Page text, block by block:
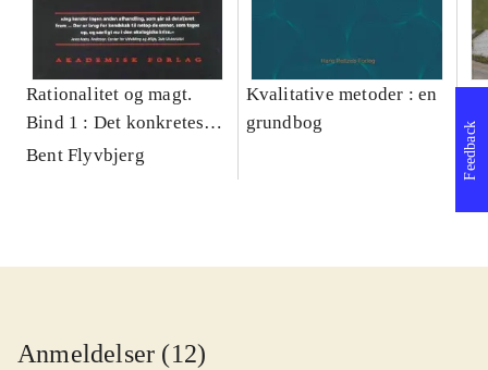
Rationalitet og magt.
Bind 1 : Det konkretes
videnskab
Bent Flyvbjerg
Kvalitative metoder : en
grundbog
Anmeldelser (12)
Feedback